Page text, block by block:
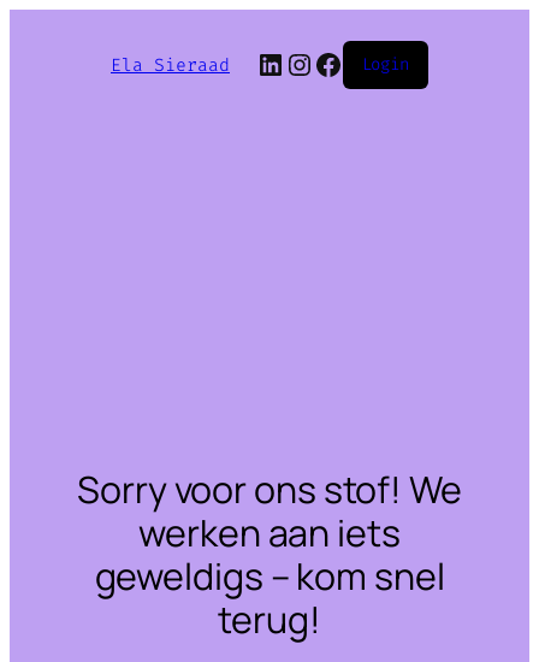
Ela Sieraad LinkedIn
Instagram
Facebook
Login
Sorry voor ons stof! We
werken aan iets
geweldigs – kom snel
terug!